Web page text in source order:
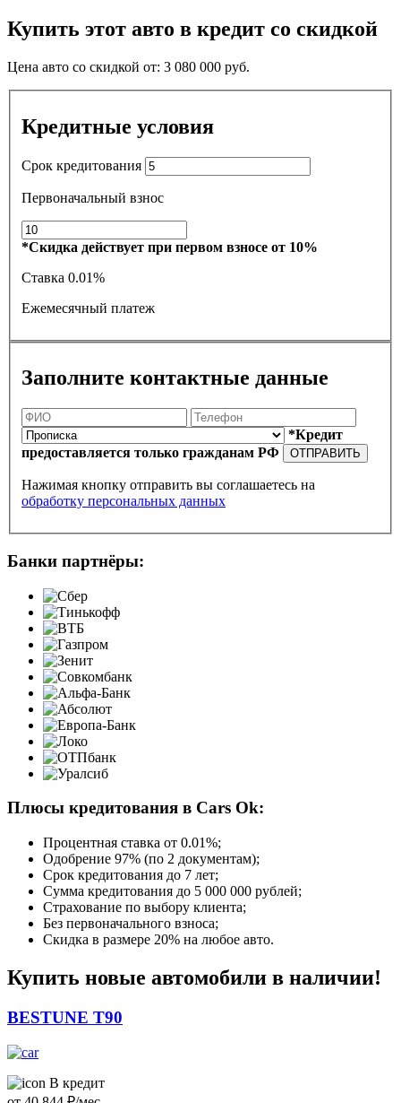
Купить этот авто в кредит со скидкой
Цена авто со скидкой от: 3 080 000 руб.
Кредитные условия
Срок кредитования
Первоначальный взнос
*Скидка действует при первом взносе от 10%
Ставка 0.01%
Ежемесячный платеж
Заполните контактные данные
*Кредит
предоставляется только гражданам РФ
ОТПРАВИТЬ
Нажимая кнопку отправить вы соглашаетесь на
обработку персональных данных
Банки партнёры:
Плюсы кредитования в Cars Ok:
Процентная ставка от 0.01%;
Одобрение 97% (по 2 документам);
Срок кредитования до 7 лет;
Сумма кредитования до 5 000 000 рублей;
Страхование по выбору клиента;
Без первоначального взноса;
Скидка в размере 20% на любое авто.
Купить новые автомобили в наличии!
BESTUNE T90
В кредит